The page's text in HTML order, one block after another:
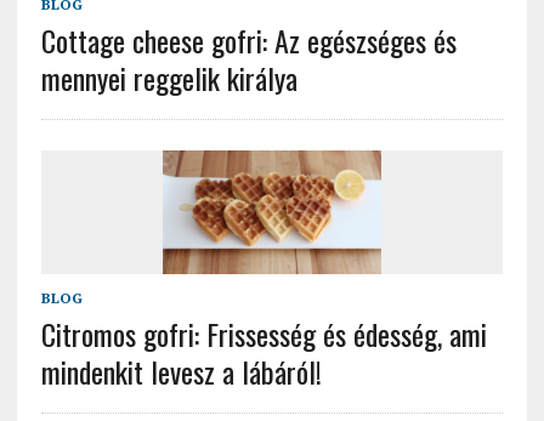
BLOG
Cottage cheese gofri: Az egészséges és
mennyei reggelik királya
BLOG
Citromos gofri: Frissesség és édesség, ami
mindenkit levesz a lábáról!